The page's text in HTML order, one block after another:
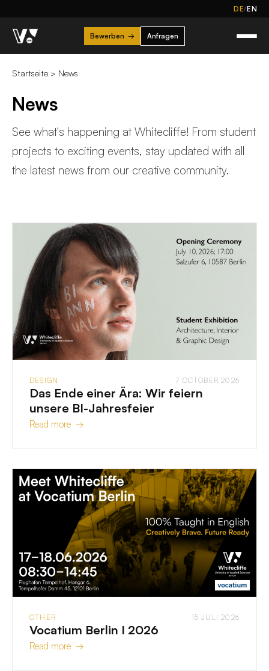
DE/EN
Bewerben → Anfragen
Startseite > News
News
See what's happening at Whitecliffe! From student
projects to exciting events, stay updated with all
the latest news from our creative community.
DESIGN 7 OCTOBER 2026
Das Ende einer Ära: Wir feiern
unsere BI-Jahresfeier
Read more →
OTHER 15 JULI 2026
Vocatium Berlin I 2026
Read more →